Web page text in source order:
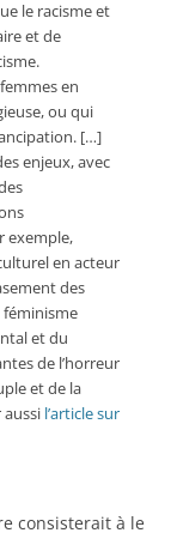
le racisme et
et de
en
ou qui
[…]
enjeux, avec
exemple,
en acteur
des
et du
de l’horreur
et de la
aussi l’article sur
consisterait à le